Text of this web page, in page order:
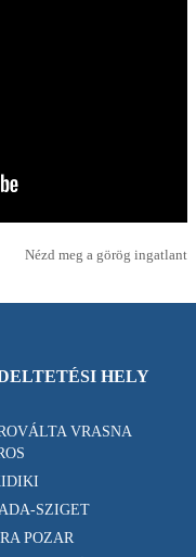
Nézd meg a görög ingatlant
HELY
VRASNA
SZIGET
POZAR